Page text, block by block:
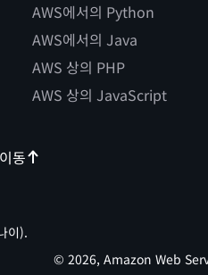
AWS에서의 Python
AWS에서의 Java
AWS 상의 PHP
AWS 상의 JavaScript
동
이).
© 2026, Amazon Web